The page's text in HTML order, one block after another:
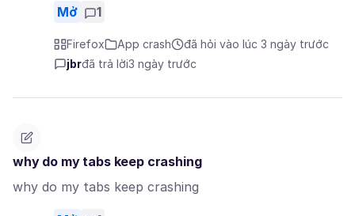
Mở 1
Firefox App crash
đã hỏi vào lúc 3 ngày trước
jbrđã trả lời3 ngày trước
why do my tabs keep crashing
why do my tabs keep crashing